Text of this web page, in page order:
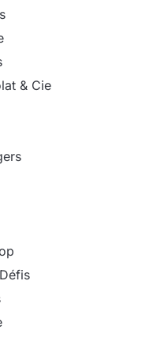
& Cie